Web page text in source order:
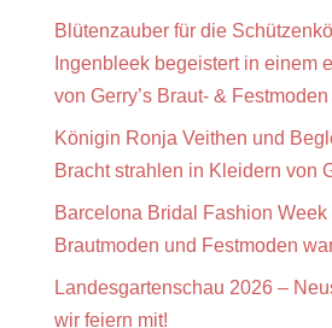
Blütenzauber für die
Ingenbleek begeistert in einem
von Gerry’s Braut- & Festmoden
Königin Ronja Veithen und
Bracht strahlen in Kleidern von
Barcelona Bridal Fashion Week
Brautmoden und Festmoden
Landesgartenschau 2026 –
wir feiern mit!